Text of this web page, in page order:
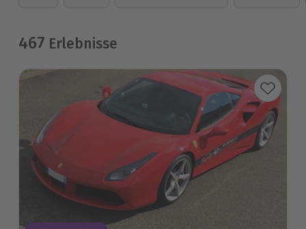
467 Erlebnisse